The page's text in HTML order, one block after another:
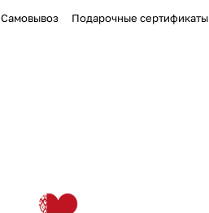
Самовывоз Подарочные сертификаты